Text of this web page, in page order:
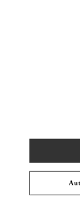
HANKYU
FERMÉ-